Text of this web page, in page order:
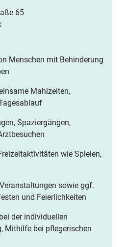
65
Menschen mit Behinderung
Mahlzeiten,
Spaziergängen,
wie Spielen,
sowie ggf.
und Feierlichkeiten
der individuellen
Mithilfe bei pflegerischen